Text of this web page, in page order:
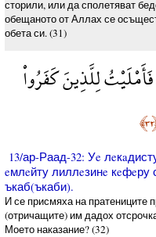
сторили, или да сполетяват
обещаното от Аллах се
обета си. (31)
لِلَّذِينَ كَفَرُواْ
13/ар-Раад-32: Уe
eмлeйту лиллeзинe кeфeру
ъкаб(ъкаби).
И се присмяха на пратениците
(отричащите) им дадох
Моето наказание? (32)